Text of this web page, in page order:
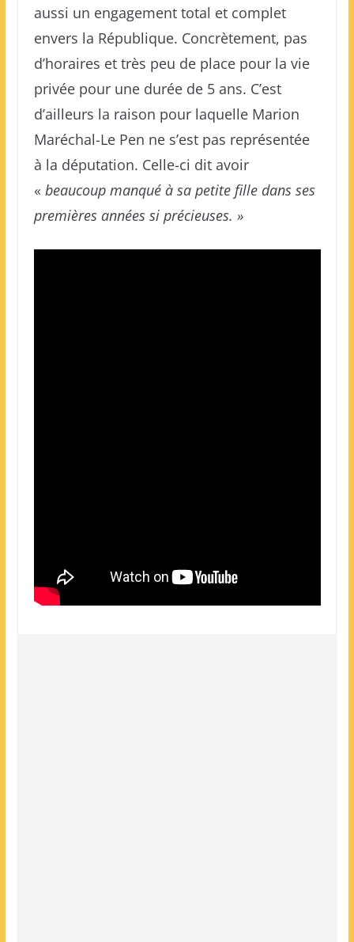
aussi un engagement total et complet
envers la République. Concrètement, pas
d’horaires et très peu de place pour la vie
privée pour une durée de 5 ans. C’est
d’ailleurs la raison pour laquelle Marion
Maréchal-Le Pen ne s’est pas représentée
à la députation. Celle-ci dit avoir
« beaucoup manqué à sa petite fille dans ses
premières années si précieuses. »